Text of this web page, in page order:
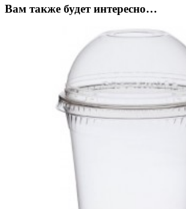
Вам также будет интересно…